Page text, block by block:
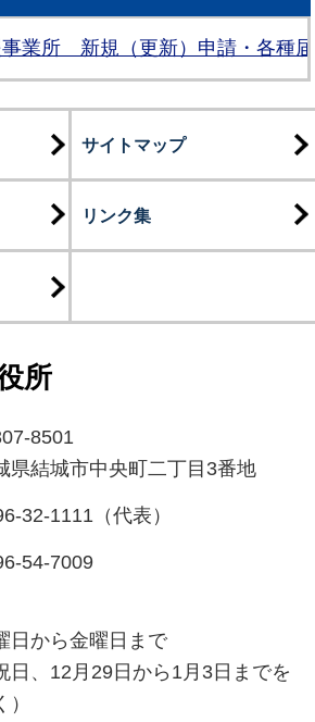
事業所 新規（更新）申請・各種
サイトマップ
リンク集
所
8501
県結城市中央町二丁目3番地
32-1111（代表）
54-7009
日から金曜日まで
日、12月29日から1月3日までを
）